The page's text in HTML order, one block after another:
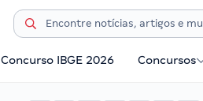
Concurso IBGE 2026 Concursos